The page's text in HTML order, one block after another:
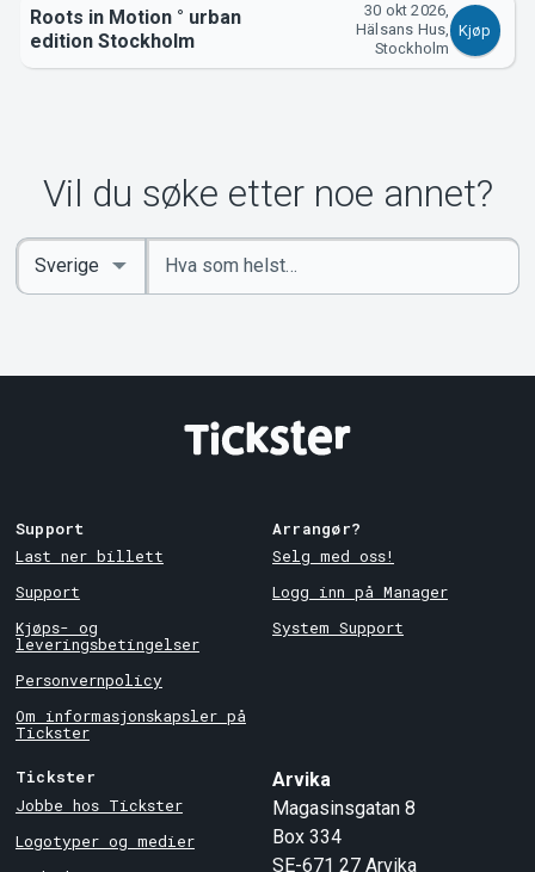
Roots in Motion ° urban
edition Stockholm
30 okt 2026,
Hälsans Hus,
Stockholm
Kjøp
Vil du søke etter noe annet?
Angi
nøkkelord
Select
Country
Support
Last ner billett
Support
Kjøps- og
leveringsbetingelser
Personvernpolicy
Om informasjonskapsler på
Tickster
Arrangør?
Selg med oss!
Logg inn på Manager
System Support
Tickster
Jobbe hos Tickster
Logotyper og medier
Arvika
Magasinsgatan 8
Box 334
SE-671 27 Arvika